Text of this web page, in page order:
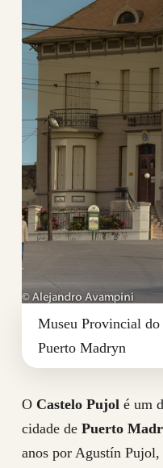
Museu Provincial
Puerto Madryn
O Castelo Pujolé um
cidade de Puerto
anos por Agustín